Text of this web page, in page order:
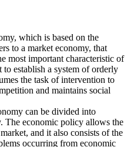
which is based on the
to a market economy, that
most important characteristic of
establish a system of orderly
the task of intervention to
and maintains social
can be divided into
The economic policy allows the
and it also consists of the
occurring from economic